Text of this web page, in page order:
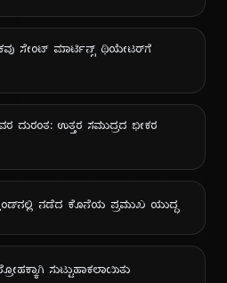
ಸೇಂಟ್ ಮಾರ್ಟಿನ್ಸ್ ಥಿಯೇಟರ್‌ಗೆ
ದುರಂತ: ಉತ್ತರ ಸಮುದ್ರದ ಭೀಕರ
ನಡೆದ ಕೊನೆಯ ಪ್ರಮುಖ ಯುದ್ಧ
ಸುಟ್ಟುಹಾಕಲಾಯಿತು